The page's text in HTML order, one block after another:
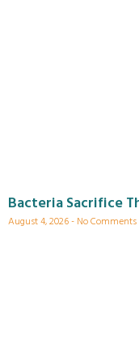
Bacteria Sacrifice
August 4, 2026 No Comments